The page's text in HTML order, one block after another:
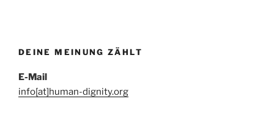
DEINE MEINUNG ZÄHLT
E-Mail
info[at]human-dignity.org